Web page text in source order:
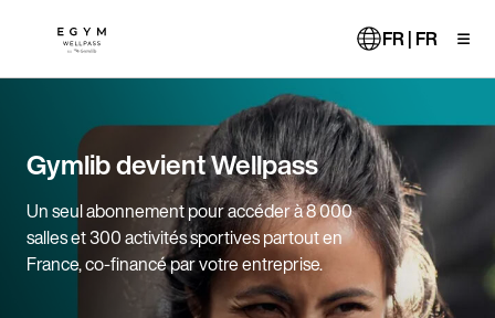
contenu FR | FR
Gymlib devient Wellpass
Un seul abonnement pour accéder à 8 000
salles et 300 activités sportives partout en
France, co-financé par votre entreprise.